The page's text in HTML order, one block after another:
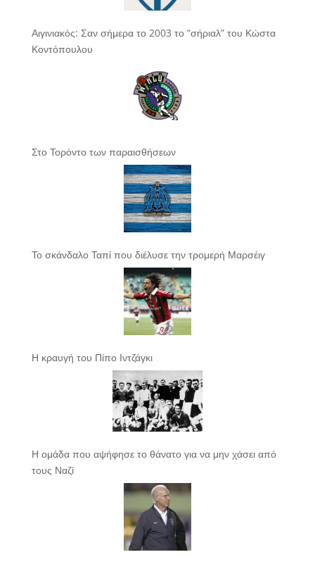
Αιγινιακός: Σαν σήμερα το 2003 το “σήριαλ” του Κώστα
Κοντόπουλου
Στο Τορόντο των παραισθήσεων
Το σκάνδαλο Ταπί που διέλυσε την τρομερή Μαρσέιγ
Η κραυγή του Πίπο Ιντζάγκι
Η ομάδα που αψήφησε το θάνατο για να μην χάσει από
τους Ναζί